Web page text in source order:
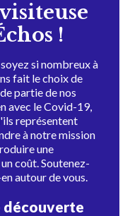
!
si nombreux à
fait le choix de
partie de nos
avec le Covid-19,
représentent
à notre mission
une
coût. Soutenez-
autour de vous.